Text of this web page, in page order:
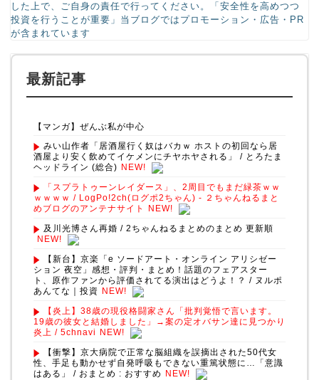
した上で、ご自身の責任で行ってください。「安全性を高めつつ
投資を行うことが重要」当ブログではプロモーション・広告・PR
が含まれています
最新記事
【マンガ】ぜんぶ私が中心
みい山作者「居酒屋行く奴はバカｗ ホストの初回なら居
酒屋より安く飲めてイケメンにチヤホヤされる」 / とろたま
ヘッドライン (総合) NEW!
「スプラトゥーンレイダース」、2周目でもまだ緑茶ｗｗ
ｗｗｗｗ / LogPo!2ch(ログポ2ちゃん) - ２ちゃんねるまと
めブログのアンテナサイト
NEW!
及川光博さん再婚 / 2ちゃんねるまとめのまとめ 更新順
NEW!
【新台】京楽「e ソードアート・オンライン アリシゼー
ション 夜空」感想・評判・まとめ！話題のフェアスター
ト、原作ファンから評価されてる演出はどうよ！？ / ヌルポ
あんてな｜投資 NEW!
【炎上】38歳の現役格闘家さん「批判覚悟で言います。
19歳の彼女と結婚しました」→案の定オバサン達に見つかり
炎上 / 5chnavi
NEW!
【衝撃】京大病院で正常な脳組織を誤摘出された50代女
性、手足も動かせず自発呼吸もできない重篤状態に…「意識
はある」 / おまとめ : おすすめ
NEW!